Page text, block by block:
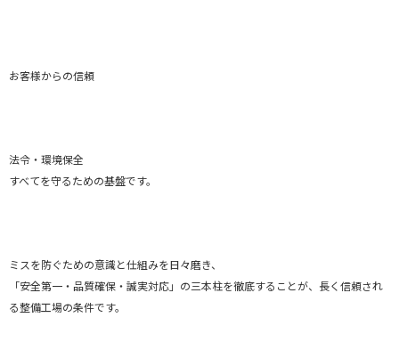
お客様からの信頼
法令・環境保全
すべてを守るための基盤です。
ミスを防ぐための意識と仕組みを日々磨き、
「安全第一・品質確保・誠実対応」の三本柱を徹底することが、長く信頼され
る整備工場の条件です。